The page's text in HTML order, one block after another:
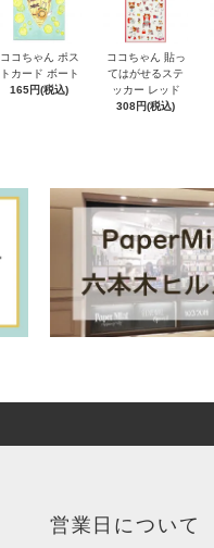
ココちゃん ポス
トカード ボート
165円(税込)
ココちゃん 貼っ
てはがせるステ
ッカー レッド
308円(税込)
営業日について